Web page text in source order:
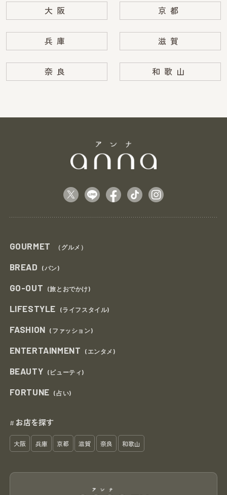
大阪 京都
兵庫 滋賀
奈良 和歌山
GOURMET （グルメ）
BREAD (パン)
GO-OUT (旅とおでかけ)
LIFESTYLE (ライフスタイル)
FASHION (ファッション)
ENTERTAINMENT (エンタメ)
BEAUTY (ビューティ)
FORTUNE (占い)
# お店を探す
大阪 兵庫 京都 滋賀 奈良 和歌山